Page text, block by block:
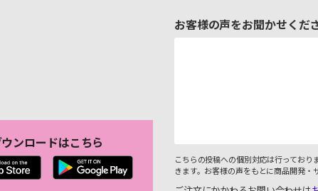
ンロードはこちら
お客様の声をお聞かせくだ
こちらの投稿への個別対応は行ってお
きます。お客様の声をもとに商品開発・